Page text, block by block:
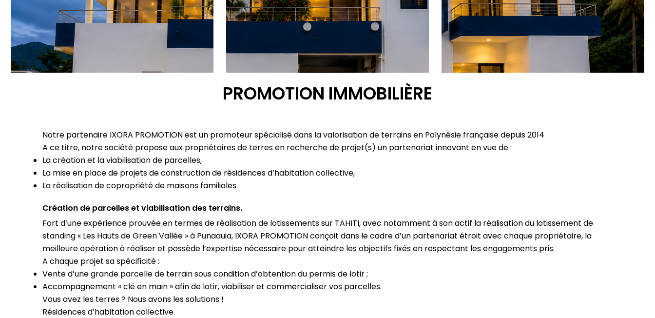
PROMOTION IMMOBILIÈRE
Notre partenaire IXORA PROMOTION est un promoteur spécialisé dans la valorisation de terrains en Polynésie française depuis 2014
A ce titre, notre société propose aux propriétaires de terres en recherche de projet(s) un partenariat innovant en vue de :
La création et la viabilisation de parcelles,
La mise en place de projets de construction de résidences d’habitation collective,
La réalisation de copropriété de maisons familiales.
Création de parcelles et viabilisation des terrains.
Fort d’une expérience prouvée en termes de réalisation de lotissements sur TAHITI, avec notamment à son actif la réalisation du lotissement de
standing « Les Hauts de Green Vallée » à Punaauia, IXORA PROMOTION conçoit dans le cadre d’un partenariat étroit avec chaque propriétaire, la
meilleure opération à réaliser et possède l’expertise nécessaire pour atteindre les objectifs fixés en respectant les engagements pris.
A chaque projet sa spécificité :
Vente d’une grande parcelle de terrain sous condition d’obtention du permis de lotir ;
Accompagnement « clé en main » afin de lotir, viabiliser et commercialiser vos parcelles.
Vous avez les terres ? Nous avons les solutions !
Résidences d’habitation collective.